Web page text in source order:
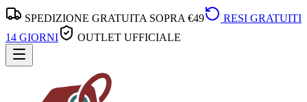
SPEDIZIONE GRATUITA SOPRA €49
RESI GRATUITI
14 GIORNI
OUTLET UFFICIALE